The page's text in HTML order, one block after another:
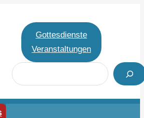
Gottesdienste
Veranstaltungen
S
u
c